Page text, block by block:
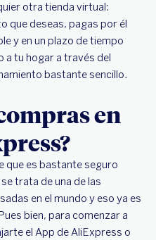
otra tienda virtual:
que deseas, pagas por él
y en un plazo de tiempo
a tu hogar a través del
bastante sencillo.
en
que es bastante seguro
trata de una de las
en el mundo y eso ya es
bien, para comenzar a
el App de AliExpress o